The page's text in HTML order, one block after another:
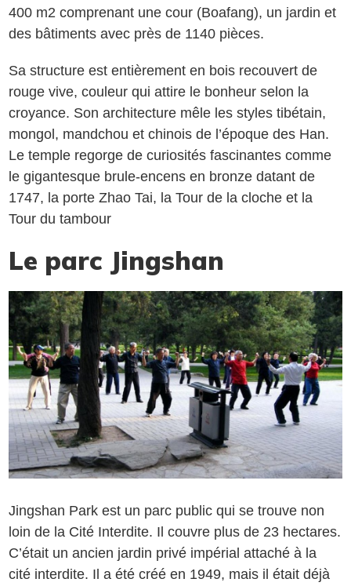
400 m2 comprenant une cour (Boafang), un jardin et
des bâtiments avec près de 1140 pièces.
Sa structure est entièrement en bois recouvert de
rouge vive, couleur qui attire le bonheur selon la
croyance. Son architecture mêle les styles tibétain,
mongol, mandchou et chinois de l’époque des Han.
Le temple regorge de curiosités fascinantes comme
le gigantesque brule-encens en bronze datant de
1747, la porte Zhao Tai, la Tour de la cloche et la
Tour du tambour
Le parc Jingshan
Jingshan Park est un parc public qui se trouve non
loin de la Cité Interdite. Il couvre plus de 23 hectares.
C’était un ancien jardin privé impérial attaché à la
cité interdite. Il a été créé en 1949, mais il était déjà